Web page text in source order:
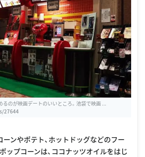
るのが映画デートのいいところ。池袋で映画 ...
27644
ーンやポテト、ホットドッグなどのフー
ップコーンは、ココナッツオイルをはじ